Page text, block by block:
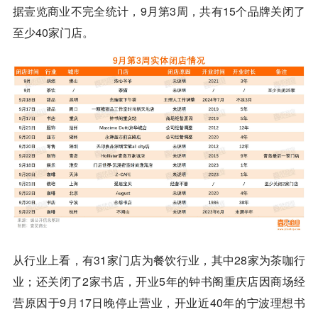
据壹览商业不完全统计，9月第3周，共有15个品牌关闭了
至少40家门店。
从行业上看，有31家门店为餐饮行业，其中28家为茶咖行
业；还关闭了2家书店，开业5年的钟书阁重庆店因商场经
营原因于9月17日晚停止营业，开业近40年的宁波理想书